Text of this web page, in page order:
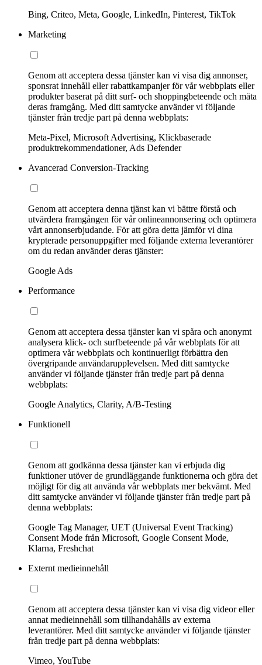
Bing, Criteo, Meta, Google, LinkedIn, Pinterest, TikTok
Marketing
Genom att acceptera dessa tjänster kan vi visa dig annonser,
sponsrat innehåll eller rabattkampanjer för vår webbplats eller
produkter baserat på ditt surf- och shoppingbeteende och mäta
deras framgång. Med ditt samtycke använder vi följande
tjänster från tredje part på denna webbplats:
Meta-Pixel, Microsoft Advertising, Klickbaserade
produktrekommendationer, Ads Defender
Avancerad Conversion-Tracking
Genom att acceptera denna tjänst kan vi bättre förstå och
utvärdera framgången för vår onlineannonsering och optimera
vårt annonserbjudande. För att göra detta jämför vi dina
krypterade personuppgifter med följande externa leverantörer
om du redan använder deras tjänster:
Google Ads
Performance
Genom att acceptera dessa tjänster kan vi spåra och anonymt
analysera klick- och surfbeteende på vår webbplats för att
optimera vår webbplats och kontinuerligt förbättra den
övergripande användarupplevelsen. Med ditt samtycke
använder vi följande tjänster från tredje part på denna
webbplats:
Google Analytics, Clarity, A/B-Testing
Funktionell
Genom att godkänna dessa tjänster kan vi erbjuda dig
funktioner utöver de grundläggande funktionerna och göra det
möjligt för dig att använda vår webbplats mer bekvämt. Med
ditt samtycke använder vi följande tjänster från tredje part på
denna webbplats:
Google Tag Manager, UET (Universal Event Tracking)
Consent Mode från Microsoft, Google Consent Mode,
Klarna, Freshchat
Externt medieinnehåll
Genom att acceptera dessa tjänster kan vi visa dig videor eller
annat medieinnehåll som tillhandahålls av externa
leverantörer. Med ditt samtycke använder vi följande tjänster
från tredje part på denna webbplats:
Vimeo, YouTube